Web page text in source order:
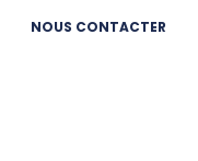
NOUS CONTACTER